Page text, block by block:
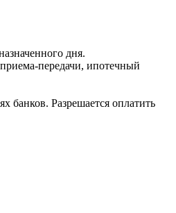
дня.
передачи, ипотечный
Разрешается оплатить